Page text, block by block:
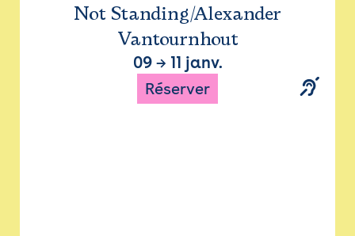
Not Standing/Alexander
Vantournhout
09→ 11 janv.
Réserver